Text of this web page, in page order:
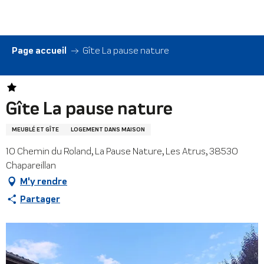
contenu
principal
Page accueil Gîte La pause nature
Gîte La pause nature
MEUBLÉ ET GÎTE LOGEMENT DANS MAISON
10 Chemin du Roland, La Pause Nature, Les Atrus, 38530
Chapareillan
M'y rendre
Partager